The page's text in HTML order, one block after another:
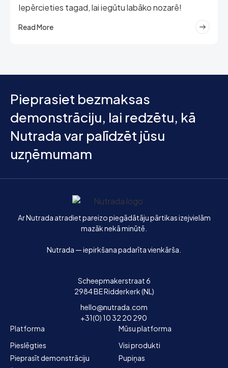
Iepērcieties tagad, lai iegūtu labāko nozarē!
Read More
Pieprasiet bezmaksas
demonstrāciju, lai redzētu, kā
Nutrada var palīdzēt jūsu
uzņēmumam
Sākums
Ar Nutrada atradiet pareizo piegādātāju pārtikas izejvielām
mazāk nekā minūtē.
Nutrada — iepirkšana padarīta vienkārša.
Scheepmakerstraat 6
2984 BE Ridderkerk (NL)
hello@nutrada.com
+31(0) 10 32 20 290
Platforma
Pieslēgties
Pieprasīt demonstrāciju
Mūsu platforma
Visi produkti
Pupiņas